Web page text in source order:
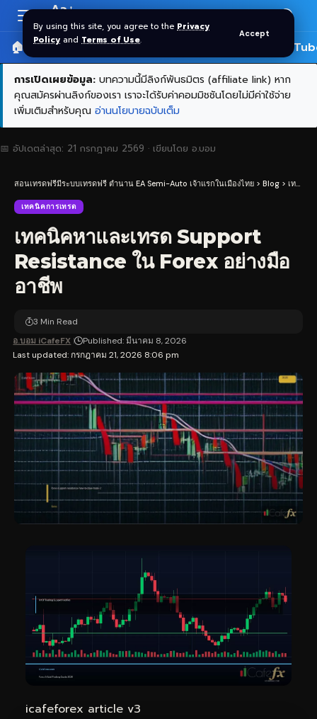
By using this site, you agree to the Privacy
Policy and Terms of Use.
Accept
Resizer
Aa
🏠 หน้าแรก ราคาทอง SPDR 🎬
การเปิดเผยข้อมูล: บทความนี้มีลิงก์พันธมิตร (affiliate link) หาก
คุณสมัครผ่านลิงก์ของเรา เราจะได้รับค่าคอมมิชชันโดยไม่มีค่าใช้จ่าย
เพิ่มเติมสำหรับคุณ อ่านนโยบายฉบับเต็ม
📅 อัปเดตล่าสุด: 21 กรกฎาคม 2569 · เขียนโดย อ.บอม
สอนเทรดฟรีมีระบบเทรดฟรี ตำนาน EA Semi-Auto เจ้าแรกในเมืองไทย > Blog > เทคนิคการเทรด
เทคนิคการเทรด
เทคนิคหาและเทรด Support
Resistance ใน Forex อย่างมือ
อาชีพ
Last updated: กรกฎาคม 21, 2026 8:06 pm
อ.บอม iCafeFX Published: มีนาคม 8, 2026
3 Min Read
icafeforex article v3